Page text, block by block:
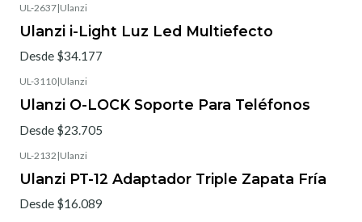
UL-2637|Ulanzi
Ulanzi i-Light Luz Led Multiefecto
Desde $34.177
UL-3110|Ulanzi
Ulanzi O-LOCK Soporte Para Teléfonos
Desde $23.705
UL-2132 |Ulanzi
Ulanzi PT-12 Adaptador Triple Zapata Fría
Desde $16.089